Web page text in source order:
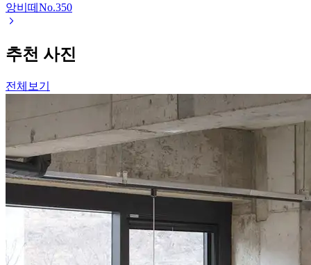
앙비떼 No.350
추천 사진
전체보기